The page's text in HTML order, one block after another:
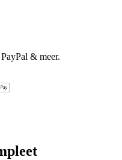
& meer.